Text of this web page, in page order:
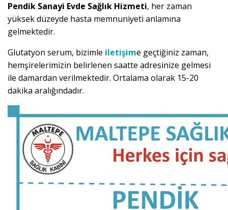
Pendik Sanayi Evde Sağlık Hizmeti, her zaman
yüksek düzeyde hasta memnuniyeti anlamına
gelmektedir.
Glutatyon serum, bizimle iletişime geçtiğiniz zaman,
hemşirelerimizin belirlenen saatte adresinize gelmesi
ile damardan verilmektedir. Ortalama olarak 15-20
dakika aralığındadır.